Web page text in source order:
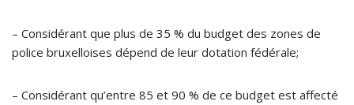
– Considérant que plus de 35 % du budget des zones de
police bruxelloises dépend de leur dotation fédérale;
– Considérant qu’entre 85 et 90 % de ce budget est affecté